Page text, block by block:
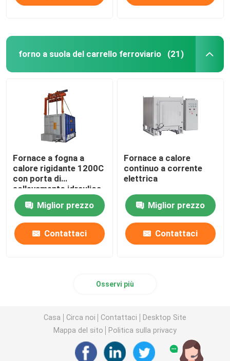
forno a suola del carrello ferroviario (21)
Fornace a fogna a
calore rigidante 1200C
con porta di
sollevamento idraulica
Miglior prezzo
Contattaci
Fornace a calore
continuo a corrente
elettrica
Miglior prezzo
Contattaci
Osservi più
Casa Circa noi Contattaci
Desktop Site
Mappa del sito
Politica sulla privacy